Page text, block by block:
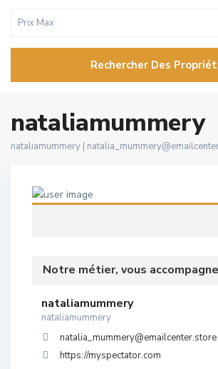
Rechercher Des
nataliamummery
nataliamummery |
Notre métier, vous
nataliamummery
nataliamummery
natalia_mummery@emailcenter.store
https://myspectator.com